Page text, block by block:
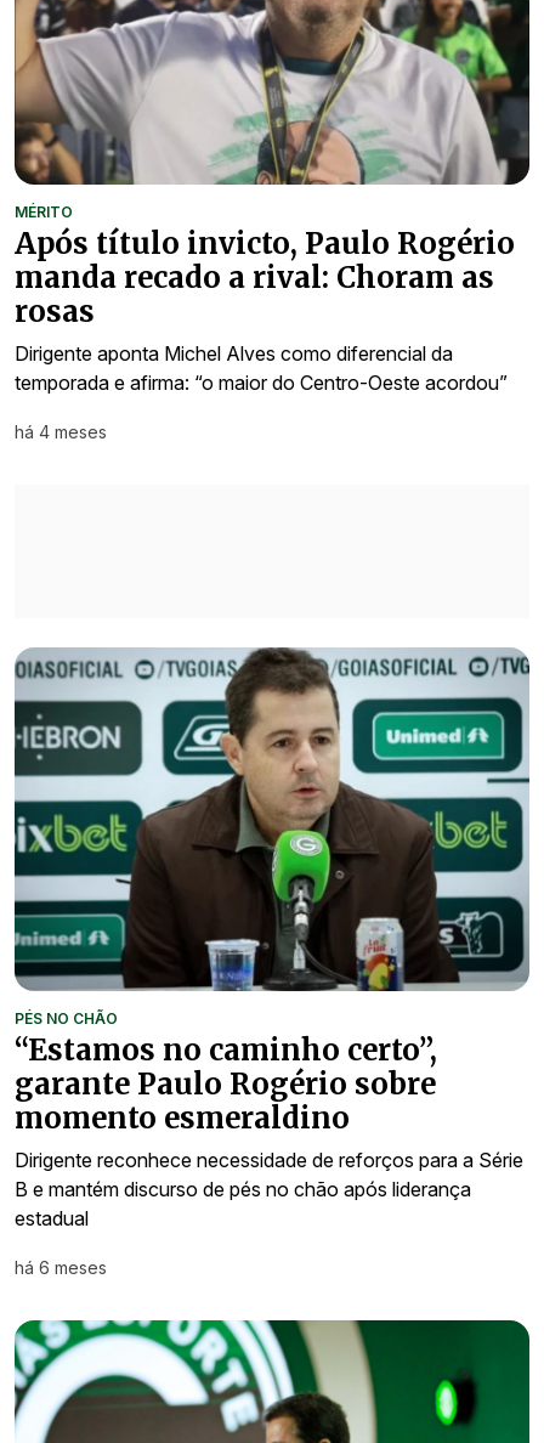
MÉRITO
Após título invicto, Paulo Rogério
manda recado a rival: Choram as
rosas
Dirigente aponta Michel Alves como diferencial da
temporada e afirma: “o maior do Centro-Oeste acordou”
há 4 meses
PÉS NO CHÃO
“Estamos no caminho certo”,
garante Paulo Rogério sobre
momento esmeraldino
Dirigente reconhece necessidade de reforços para a Série
B e mantém discurso de pés no chão após liderança
estadual
há 6 meses